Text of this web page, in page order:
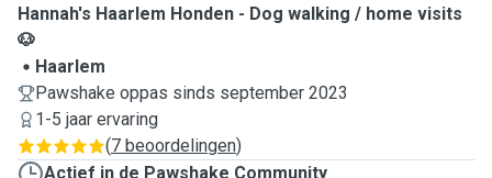
Hannah's Haarlem Honden - Dog walking / home visits
🐶
Haarlem
Pawshake oppas sinds september 2023
1-5 jaar ervaring
(7 beoordelingen)
Actief in de Pawshake Community